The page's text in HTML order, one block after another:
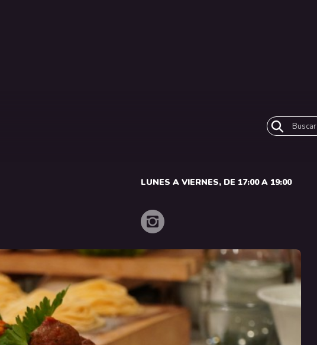
Buscar
LUNES A VIERNES, DE 17:00 A 19:00